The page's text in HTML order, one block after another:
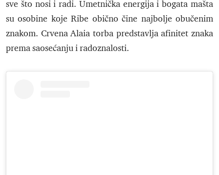
sve što nosi i radi. Umetnička energija i bogata mašta
su osobine koje Ribe obično čine najbolje obučenim
znakom. Crvena Alaia torba predstavlja afinitet znaka
prema saosećanju i radoznalosti.